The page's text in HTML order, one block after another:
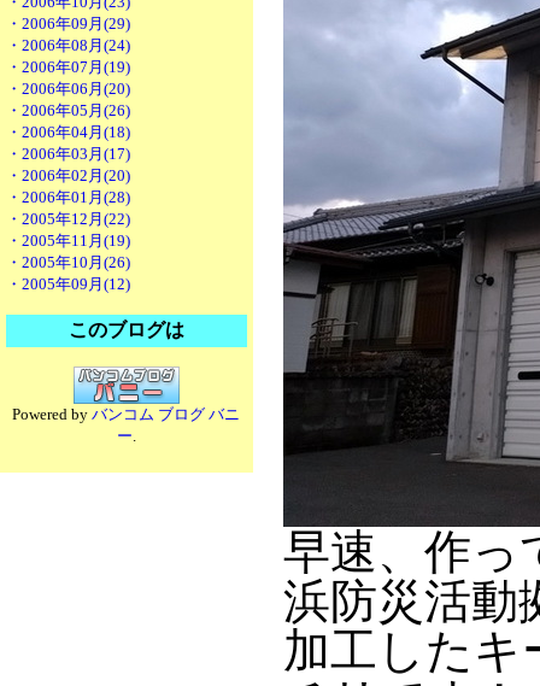
・2006年09月(29)
・2006年08月(24)
・2006年07月(19)
・2006年06月(20)
・2006年05月(26)
・2006年04月(18)
・2006年03月(17)
・2006年02月(20)
・2006年01月(28)
・2005年12月(22)
・2005年11月(19)
・2005年10月(26)
・2005年09月(12)
このブログは
Powered byバンコム ブログ バニ
ー.
早速、作っ
浜防災活動
加工したキ